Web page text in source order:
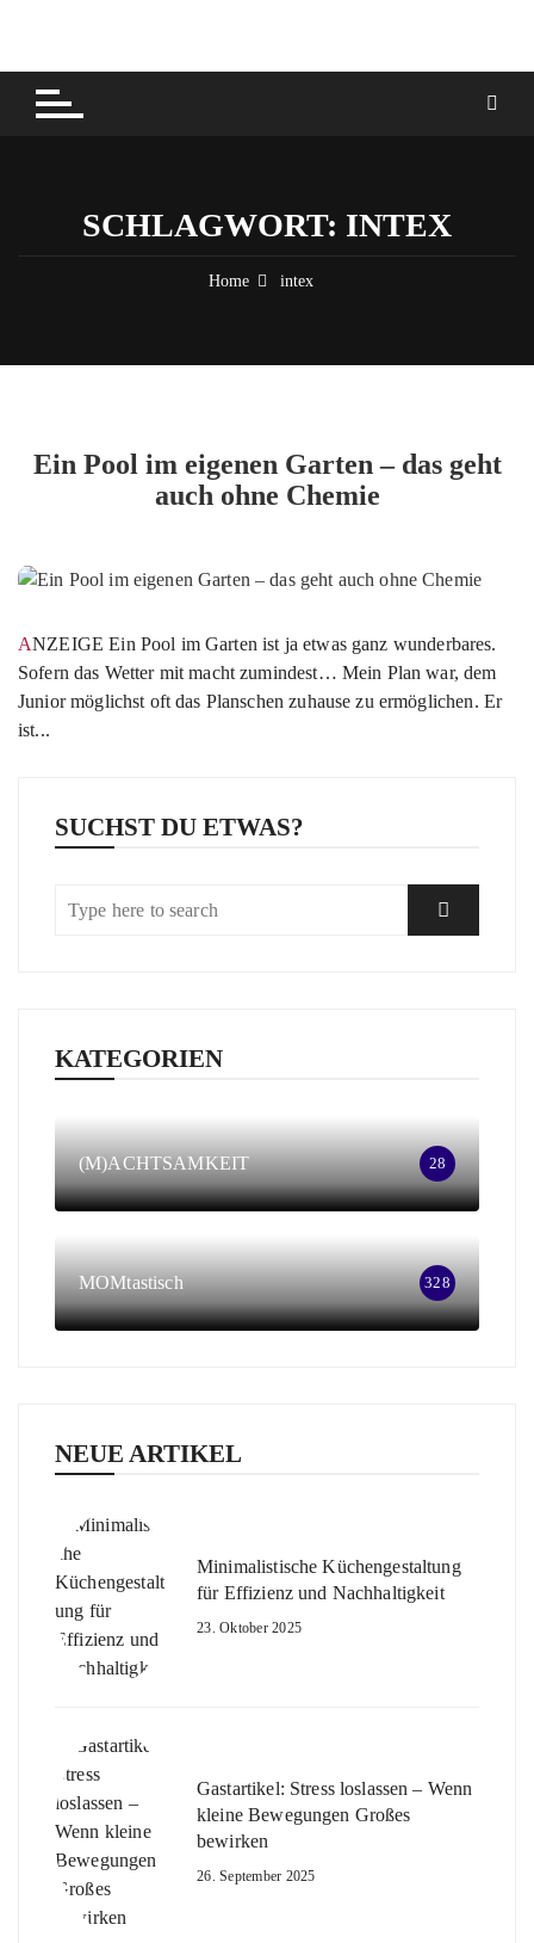
content
SCHLAGWORT: INTEX
Home intex
Ein Pool im eigenen Garten – das geht
auch ohne Chemie
ANZEIGE Ein Pool im Garten ist ja etwas ganz wunderbares.
Sofern das Wetter mit macht zumindest… Mein Plan war, dem
Junior möglichst oft das Planschen zuhause zu ermöglichen. Er
ist...
SUCHST DU ETWAS?
KATEGORIEN
(M)ACHTSAMKEIT 28
MOMtastisch 328
NEUE ARTIKEL
Minimalistische Küchengestaltung
für Effizienz und Nachhaltigkeit
23. Oktober 2025
Gastartikel: Stress loslassen – Wenn
kleine Bewegungen Großes
bewirken
26. September 2025